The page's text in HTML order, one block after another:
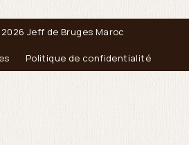
Jeff de Bruges Maroc
Politique de confidentialité